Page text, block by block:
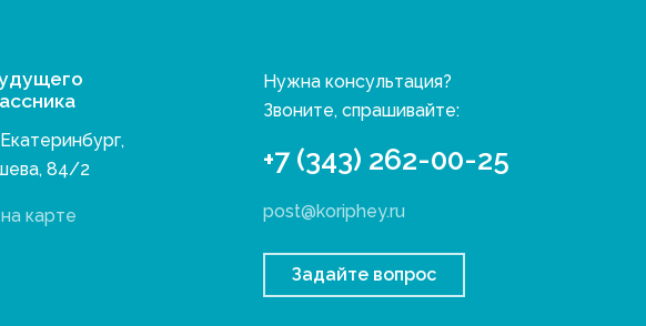
84/2
карте
Нужна консультация?
Звоните, спрашивайте:
+7 (343) 262-00-25
post@koriphey.ru
Задайте вопрос